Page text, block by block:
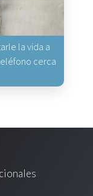
la vida a
cerca